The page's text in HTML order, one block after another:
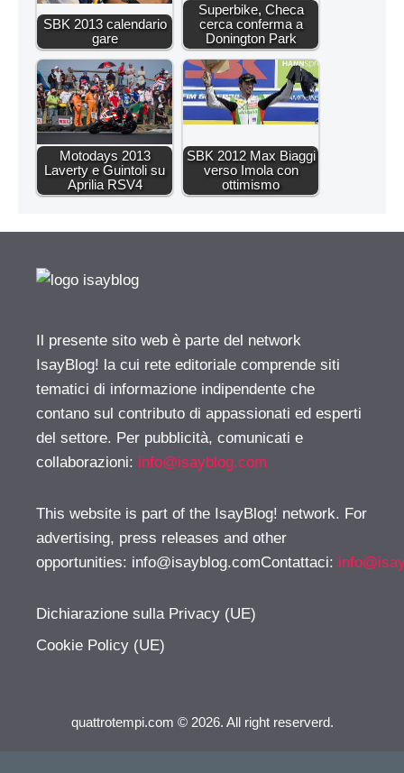
SBK 2013 calendario
gare
Superbike, Checa
cerca conferma a
Donington Park
Motodays 2013
Laverty e Guintoli su
Aprilia RSV4
SBK 2012 Max Biaggi
verso Imola con
ottimismo
Il presente sito web è parte del network
IsayBlog! la cui rete editoriale comprende siti
tematici di informazione indipendente che
contano sul contributo di appassionati ed esperti
del settore. Per pubblicità, comunicati e
collaborazioni: info@isayblog.com
This website is part of the IsayBlog! network. For
advertising, press releases and other
opportunities: info@isayblog.comContattaci:
Dichiarazione sulla Privacy (UE)
Cookie Policy (UE)
quattrotempi.com © 2026. All right reserverd.